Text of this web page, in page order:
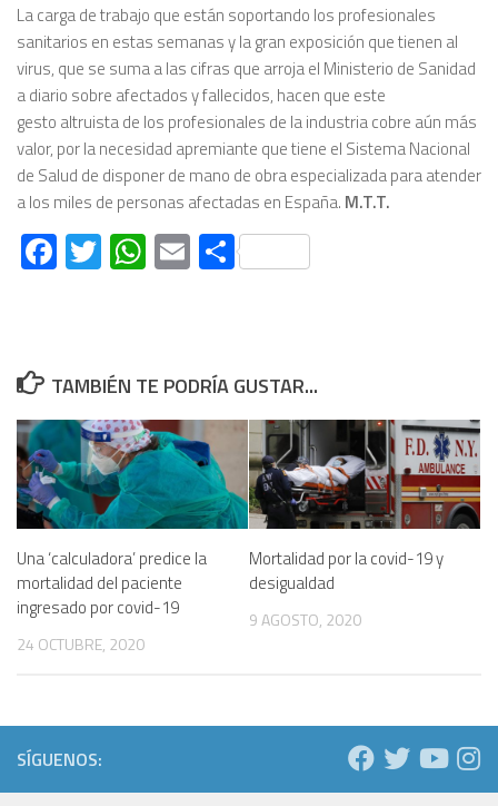
La carga de trabajo que están soportando los profesionales
sanitarios en estas semanas y la gran exposición que tienen al
virus, que se suma a las cifras que arroja el Ministerio de Sanidad
a diario sobre afectados y fallecidos, hacen que este
gesto altruista de los profesionales de la industria cobre aún más
valor, por la necesidad apremiante que tiene el Sistema Nacional
de Salud de disponer de mano de obra especializada para atender
a los miles de personas afectadas en España. M.T.T.
Facebook
Twitter
WhatsApp
EmailCompartir
TAMBIÉN TE PODRÍA GUSTAR...
Una ‘calculadora’ predice la
mortalidad del paciente
ingresado por covid-19
24 OCTUBRE, 2020
Mortalidad por la covid-19 y
desigualdad
9 AGOSTO, 2020
SÍGUENOS: